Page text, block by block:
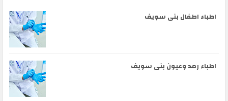
اطباء اطفال بنى سويف
اطباء رمد وعيون بنى سويف